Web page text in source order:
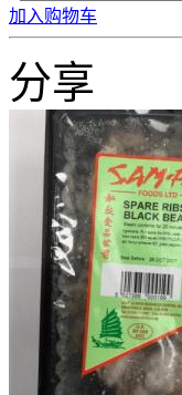
加入购物车
分享